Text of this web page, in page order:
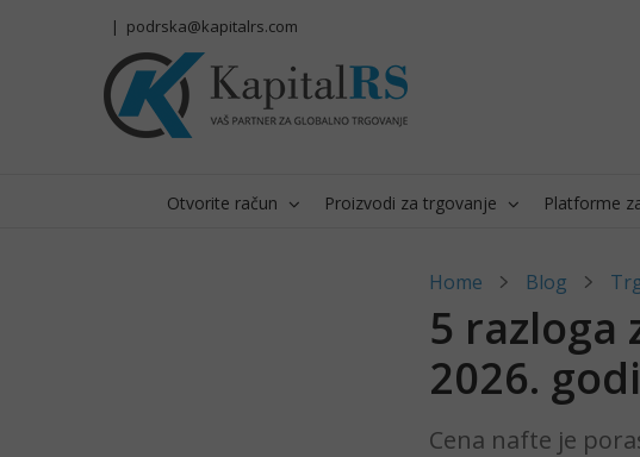
| podrska@kapitalrs.com
Otvorite račun Proizvodi za trgovanje Platforme
Home Blog
5 razloga
2026.
Cena nafte je